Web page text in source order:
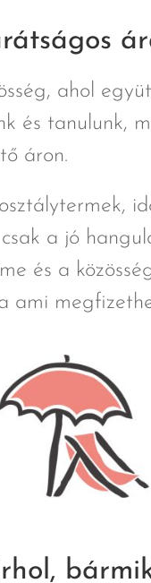
ahol
és tanulunk,
áron.
a jó
és a
ami